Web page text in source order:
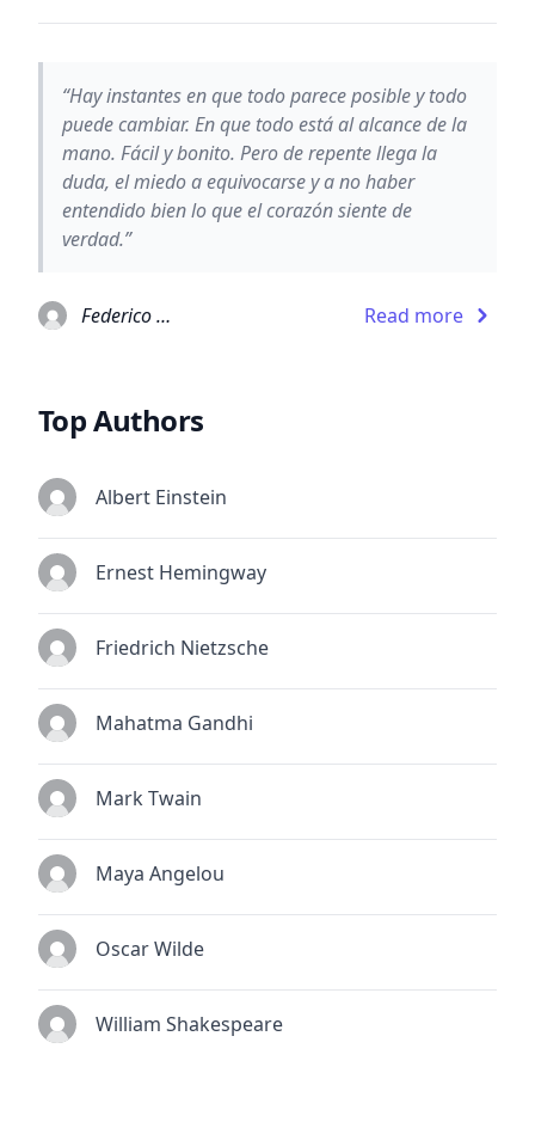
“Hay instantes en que todo parece posible y todo
puede cambiar. En que todo está al alcance de la
mano. Fácil y bonito. Pero de repente llega la
duda, el miedo a equivocarse y a no haber
entendido bien lo que el corazón siente de
verdad.”
Federico Moccia Read more
Top Authors
Albert Einstein
Ernest Hemingway
Friedrich Nietzsche
Mahatma Gandhi
Mark Twain
Maya Angelou
Oscar Wilde
William Shakespeare